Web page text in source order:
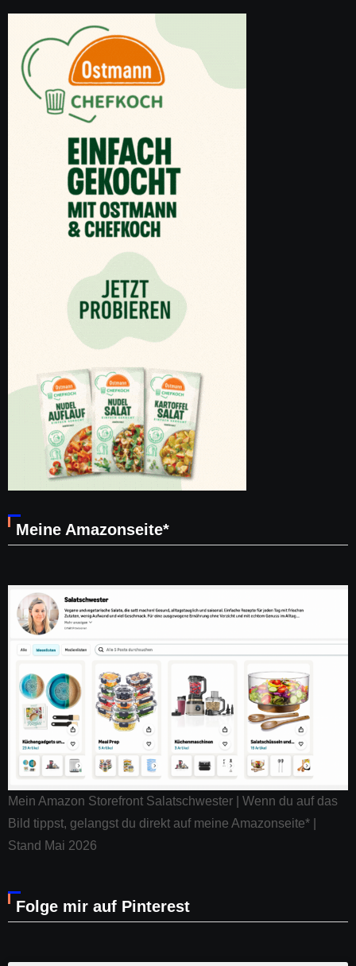
Meine Amazonseite*
Mein Amazon Storefront Salatschwester | Wenn du auf das
Bild tippst, gelangst du direkt auf meine Amazonseite* |
Stand Mai 2026
Folge mir auf Pinterest